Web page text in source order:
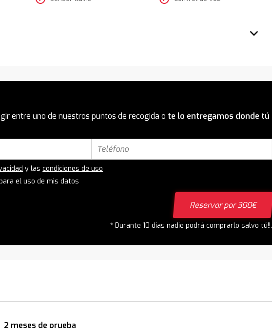
entre uno de nuestros puntos de recogida o te lo entregamos donde tú
y lascondiciones de uso
el uso de mis datos
Reservar por 300€
* Durante 10 días nadie podrá comprarlo salvo tú!!.
2 meses de prueba